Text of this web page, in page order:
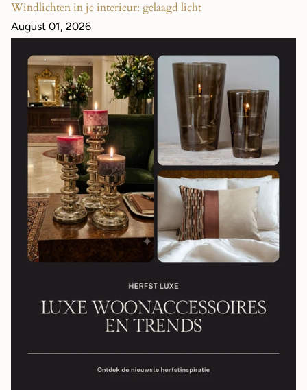
Windlichten in je interieur: gelaagd licht
August 01, 2026